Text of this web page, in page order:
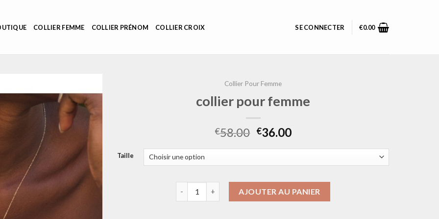
COLLIER FEMME COLLIER PRÉNOM COLLIER CROIX SE CONNECTER €0.00
Collier Pour Femme
collier pour femme
€58.00 €36.00
Taille
AJOUTER AU PANIER